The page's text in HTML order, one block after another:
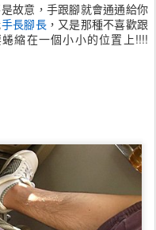
故意，手跟腳就會通通給你
手長腳長，又是那種不喜歡跟
縮在一個小小的位置上!!!!